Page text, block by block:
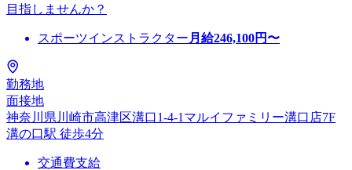
目指しませんか？
スポーツインストラクター 月給246,100円〜
勤務地
面接地
神奈川県川崎市高津区溝口1-4-1マルイファミリー溝口店7F
溝の口駅 徒歩4分
交通費支給